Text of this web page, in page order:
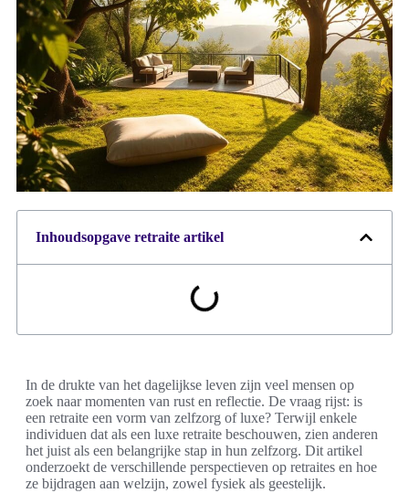
Inhoudsopgave retraite artikel
In de drukte van het dagelijkse leven zijn veel mensen op
zoek naar momenten van rust en reflectie. De vraag rijst: is
een retraite een vorm van zelfzorg of luxe? Terwijl enkele
individuen dat als een luxe retraite beschouwen, zien anderen
het juist als een belangrijke stap in hun zelfzorg. Dit artikel
onderzoekt de verschillende perspectieven op retraites en hoe
ze bijdragen aan welzijn, zowel fysiek als geestelijk.